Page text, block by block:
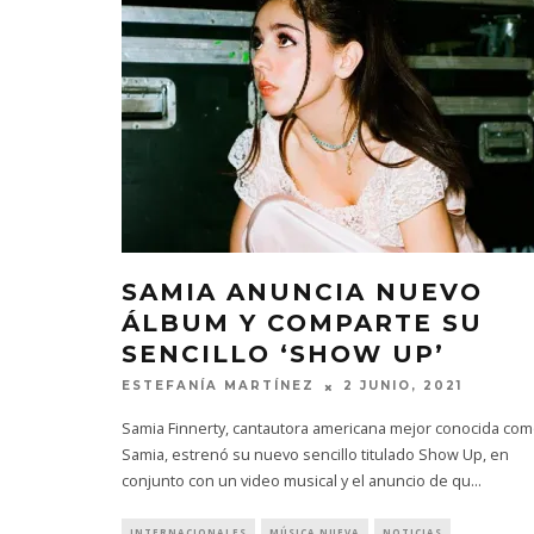
SAMIA ANUNCIA NUEVO
ÁLBUM Y COMPARTE SU
SENCILLO ‘SHOW UP’
ESTEFANÍA MARTÍNEZ 2 JUNIO, 2021
Samia Finnerty, cantautora americana mejor conocida
Samia, estrenó su nuevo sencillo titulado Show Up, en
conjunto con un video musical y el anuncio de qu...